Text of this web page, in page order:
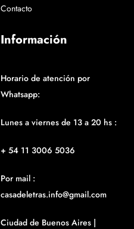
Contacto
Información
Horario de atención por
Whatsapp:
Lunes a viernes de 13 a 20 hs :
+ 54 11 3006 5036
Por mail :
casadeletras.info@gmail.com
Ciudad de Buenos Aires |